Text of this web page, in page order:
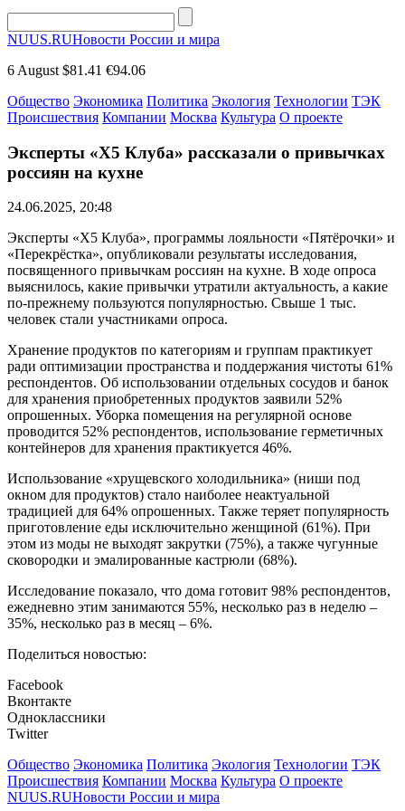
NUUS.RUНовости России и мира
6 August $81.41 €94.06
Общество Экономика Политика Экология Технологии ТЭК
Происшествия Компании Москва Культура О проекте
Эксперты ​​«X5 Клуба» рассказали о привычках
россиян на кухне
24.06.2025, 20:48
Эксперты ​​«X5 Клуба», программы лояльности «Пятёрочки» и
«Перекрёстка», опубликовали результаты исследования,
посвященного привычкам россиян на кухне. В ходе опроса
выяснилось, какие привычки утратили актуальность, а какие
по-прежнему пользуются популярностью. Свыше 1 тыс.
человек стали участниками опроса.
Хранение продуктов по категориям и группам практикует
ради оптимизации пространства и поддержания чистоты 61%
респондентов. Об использовании отдельных сосудов и банок
для хранения приобретенных продуктов заявили 52%
опрошенных. Уборка помещения на регулярной основе
проводится 52% респондентов, использование герметичных
контейнеров для хранения практикуется 46%.
Использование «хрущевского холодильника» (ниши под
окном для продуктов) стало наиболее неактуальной
традицией для 64% опрошенных. Также теряет популярность
приготовление еды исключительно женщиной (61%). При
этом из моды не выходят закрутки (75%), а также чугунные
сковородки и эмалированные кастрюли (68%).
Исследование показало, что дома готовит 98% респондентов,
ежедневно этим занимаются 55%, несколько раз в неделю –
35%, несколько раз в месяц – 6%.
Поделиться новостью:
Facebook
Вконтакте
Одноклассники
Twitter
Общество Экономика Политика Экология Технологии ТЭК
Происшествия Компании Москва Культура О проекте
NUUS.RUНовости России и мира